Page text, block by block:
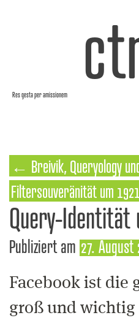
Res gesta per amissionem
← Breivik, Queryology
Filtersouveränität um 1921
Query-
Publiziert am 27. August
Facebook ist die
groß und wichtig